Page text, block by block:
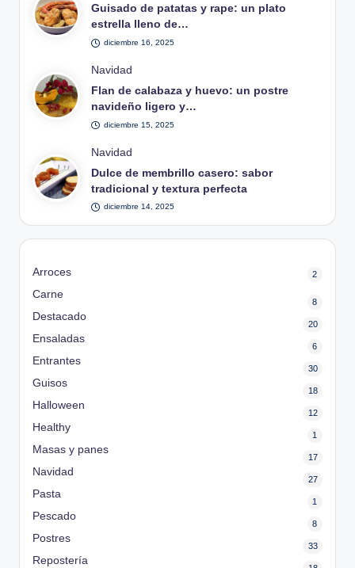
en
Guisado de patatas y rape: un plato
estrella lleno de…
diciembre 16, 2025
Publicado
en
Navidad
Flan de calabaza y huevo: un postre
navideño ligero y…
diciembre 15, 2025
Publicado
en
Navidad
Dulce de membrillo casero: sabor
tradicional y textura perfecta
diciembre 14, 2025
Arroces 2
Carne
8
Destacado
20
Ensaladas
6
Entrantes
30
Guisos
18
Halloween
12
Healthy
1
Masas y panes
17
Navidad
27
Pasta
1
Pescado
8
Postres
33
Repostería